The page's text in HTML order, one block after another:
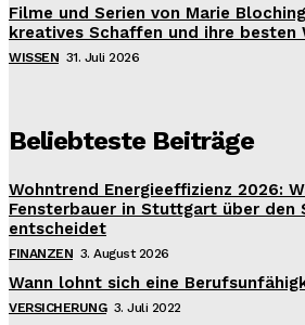
Filme und Serien von Marie
kreatives Schaffen und ihre besten
WISSEN 31. Juli 2026
Beliebteste Beiträge
Wohntrend Energieeffizienz 2026:
Fensterbauer in Stuttgart über den
entscheidet
FINANZEN 3. August 2026
Wann lohnt sich eine
VERSICHERUNG 3. Juli 2022